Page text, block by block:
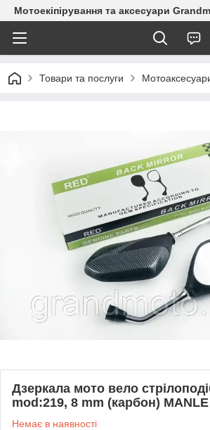
Мотоекіпірування та аксесуари
Товари та послуги
Дзеркала мото вело
mod:219, 8 mm (карбон) MANLE
Немає в наявності